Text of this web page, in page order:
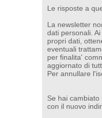
Le risposte a
La newsletter
dati personali.
propri dati,
eventuali
per finalita'
aggiornato di
Per annullare
Se hai
con il nuovo